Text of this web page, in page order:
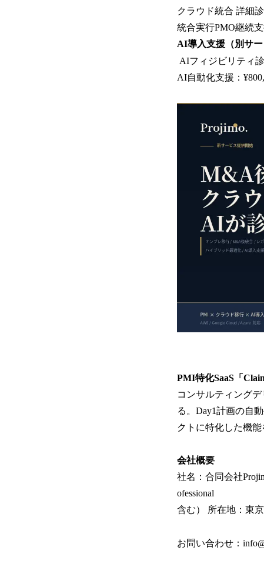
クラウド統合 詳細
統合実行PMO継続
AI導入支援（別サー
AIフィジビリティ
AI自動化支援：
PMI特化SaaS「
コンサルティング
る。Day1計画の自
クトに特化した機
会社概要
社名：合同会社
ofessional
含む） 所在地：東
お問い合わせ：